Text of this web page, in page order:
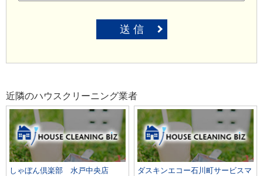
送 信
近隣のハウスクリーニング業者
しゃぼん倶楽部 水戸中央店
ダスキンエコー石川町サービスマ